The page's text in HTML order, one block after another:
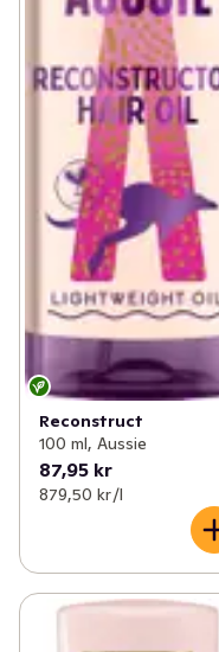
Reconstruct
100 ml, Aussie
87,95 kr
879,50 kr /l